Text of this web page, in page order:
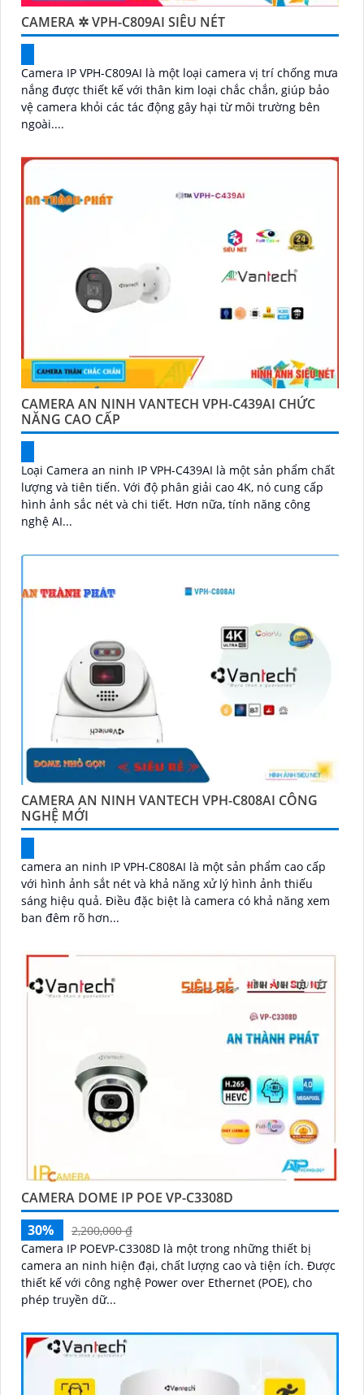
CAMERA ✲ VPH-C809AI SIÊU NÉT
Camera IP VPH-C809AI là một loại camera vị trí chống mưa
nắng được thiết kế với thân kim loại chắc chắn, giúp bảo
vệ camera khỏi các tác động gây hại từ môi trường bên
ngoài....
CAMERA AN NINH VANTECH VPH-C439AI CHỨC
NĂNG CAO CẤP
Loại Camera an ninh IP VPH-C439AI là một sản phẩm chất
lượng và tiên tiến. Với độ phân giải cao 4K, nó cung cấp
hình ảnh sắc nét và chi tiết. Hơn nữa, tính năng công
nghệ AI...
CAMERA AN NINH VANTECH VPH-C808AI CÔNG
NGHỆ MỚI
camera an ninh IP VPH-C808AI là một sản phẩm cao cấp
với hình ảnh sắt nét và khả năng xử lý hình ảnh thiếu
sáng hiệu quả. Điều đặc biệt là camera có khả năng xem
ban đêm rõ hơn...
CAMERA DOME IP POE VP-C3308D
30%
2,200,000 ₫
Camera IP POEVP-C3308D là một trong những thiết bị
camera an ninh hiện đại, chất lượng cao và tiện ích. Được
thiết kế với công nghệ Power over Ethernet (POE), cho
phép truyền dữ...